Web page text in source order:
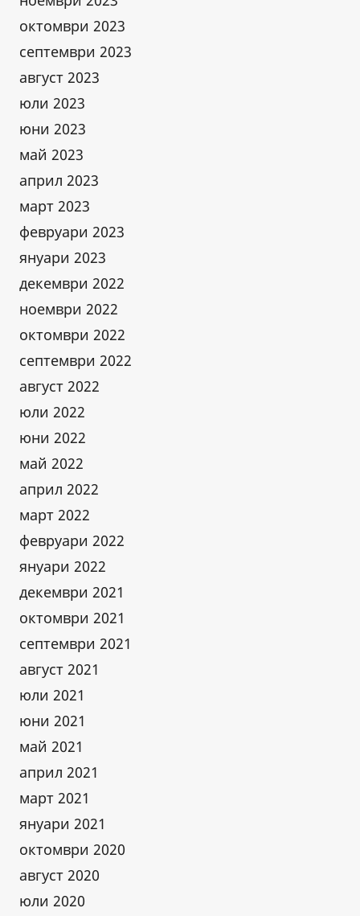
октомври 2023
септември 2023
август 2023
юли 2023
юни 2023
май 2023
април 2023
март 2023
февруари 2023
януари 2023
декември 2022
ноември 2022
октомври 2022
септември 2022
август 2022
юли 2022
юни 2022
май 2022
април 2022
март 2022
февруари 2022
януари 2022
декември 2021
октомври 2021
септември 2021
август 2021
юли 2021
юни 2021
май 2021
април 2021
март 2021
януари 2021
октомври 2020
август 2020
юли 2020